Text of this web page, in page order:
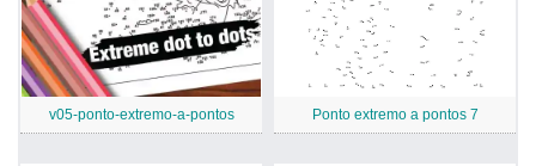
v05-ponto-extremo-a-pontos Ponto extremo a pontos 7